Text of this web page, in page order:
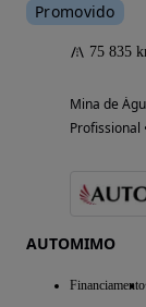
Promovido
75 835
Mina de
Profissional
AUTOMIMO
Financiamento